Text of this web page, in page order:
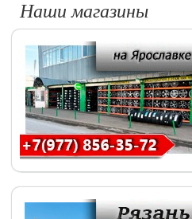
Наши магазины